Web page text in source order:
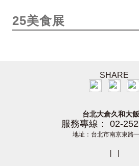
25美食展
SHARE
台北大倉久和大
服務專線： 02-
地址：台北市南京東路